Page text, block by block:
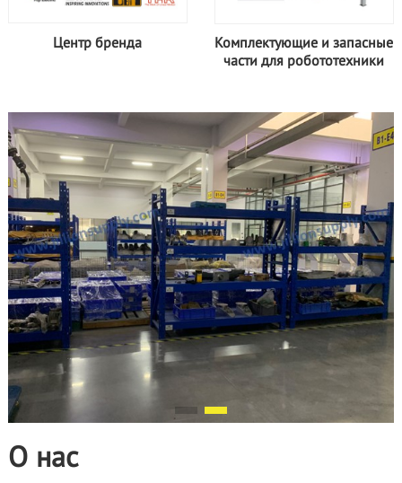
Центр бренда
Комплектующие и запасные
части для робототехники
О нас